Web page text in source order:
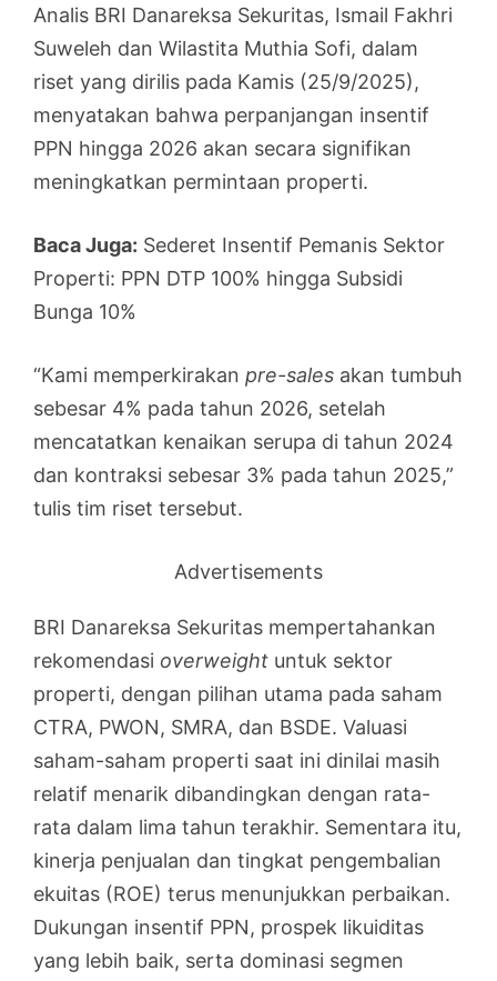
Analis BRI Danareksa Sekuritas, Ismail Fakhri
Suweleh dan Wilastita Muthia Sofi, dalam
riset yang dirilis pada Kamis (25/9/2025),
menyatakan bahwa perpanjangan insentif
PPN hingga 2026 akan secara signifikan
meningkatkan permintaan properti.
Baca Juga: Sederet Insentif Pemanis Sektor
Properti: PPN DTP 100% hingga Subsidi
Bunga 10%
“Kami memperkirakan pre-sales akan tumbuh
sebesar 4% pada tahun 2026, setelah
mencatatkan kenaikan serupa di tahun 2024
dan kontraksi sebesar 3% pada tahun 2025,”
tulis tim riset tersebut.
Advertisements
BRI Danareksa Sekuritas mempertahankan
rekomendasi overweight untuk sektor
properti, dengan pilihan utama pada saham
CTRA, PWON, SMRA, dan BSDE. Valuasi
saham-saham properti saat ini dinilai masih
relatif menarik dibandingkan dengan rata-
rata dalam lima tahun terakhir. Sementara itu,
kinerja penjualan dan tingkat pengembalian
ekuitas (ROE) terus menunjukkan perbaikan.
Dukungan insentif PPN, prospek likuiditas
yang lebih baik, serta dominasi segmen